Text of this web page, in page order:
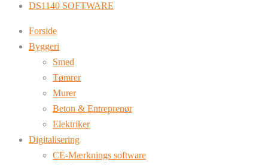
DS1140 SOFTWARE
Forside
Byggeri
Smed
Tømrer
Murer
Beton & Entreprenør
Elektriker
Digitalisering
CE-Mærknings software